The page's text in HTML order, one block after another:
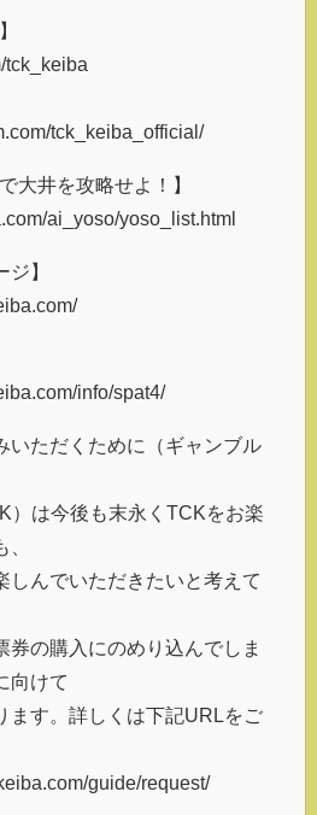
tck_keiba
tck_keiba_official/
大井を攻略せよ！】
ai_yoso/yoso_list.html
ジ】
info/spat4/
いただくために（ギャンブル
）は今後も末永くTCKをお楽
しんでいただきたいと考えて
券の購入にのめり込んでしま
向けて
ます。詳しくは下記URLをご
guide/request/